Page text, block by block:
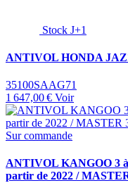
Stock J+1
ANTIVOL HONDA
35100SAAG71
1 647,00 € Voir
Sur commande
ANTIVOL KANGOO 3
partir de 2022 /